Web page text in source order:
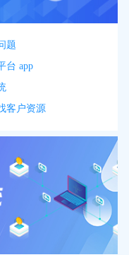
题
台 app
客户资源